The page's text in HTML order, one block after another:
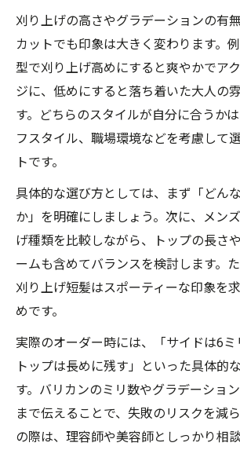
カットで目立ちすぎない刈り
校則配慮のカットはグラデー
手
自然なグラデーション刈り上げを
カットで作る自然なグラデー
刈り上げグラデーションのカ
メンズカットで差がつく自然
ツ
バリカンカットで美しい刈り
カット後のお手入れで持続す
刈り上げの高さやグラデーションの有
カットでも印象は大きく変わります。
型で刈り上げ高めにすると爽やかでア
ジに、低めにすると落ち着いた大人の
す。どちらのスタイルが自分に合うか
フスタイル、職場環境などを考慮して
トです。
具体的な選び方としては、まず「どん
か」を明確にしましょう。次に、メン
げ種類を比較しながら、トップの長さ
ームも含めてバランスを検討します。
刈り上げ短髪はスポーティーな印象を
めです。
実際のオーダー時には、「サイドは6ミ
トップは長めに残す」といった具体的
す。バリカンのミリ数やグラデーショ
まで伝えることで、失敗のリスクを減
の際は、理容師や美容師としっかり相